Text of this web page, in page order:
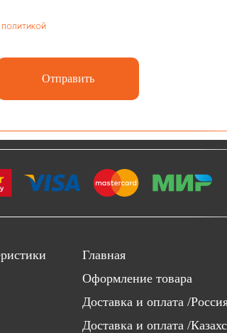
политикой
Отправить
Главная
Оформление товара
Доставка и оплата /
Доставка и оплата /